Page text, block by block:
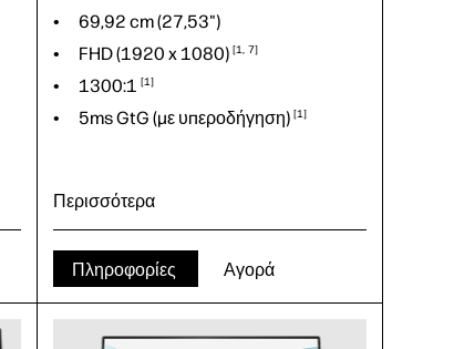
69,92 cm (27,53")
FHD (1920 x1080) 1 7
1300:1 1
5ms GtG (με υπεροδήγηση) 1
69,92 cm (27,53")
FHD (1920 x
1080)
1300:1
Περισσότερα
Πληροφορίες Αγορά